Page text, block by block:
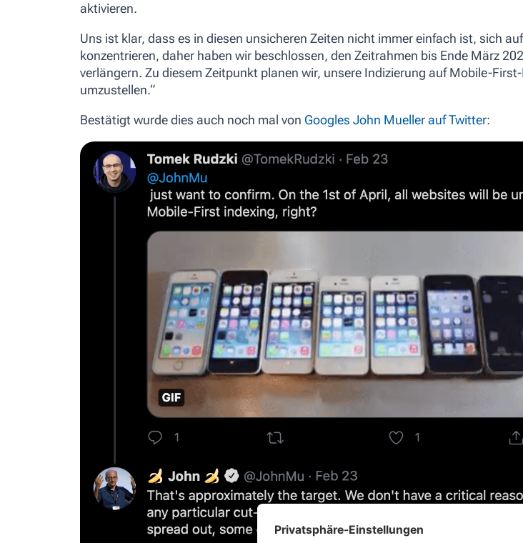
aktivieren.
Uns ist klar, dass es in diesen unsicheren Zeiten nicht immer einfach ist, sich
konzentrieren, daher haben wir beschlossen, den Zeitrahmen bis Ende März
verlängern. Zu diesem Zeitpunkt planen wir, unsere Indizierung auf Mobile-
umzustellen.“
Bestätigt wurde dies auch noch mal von Googles John Mueller auf Twitter: